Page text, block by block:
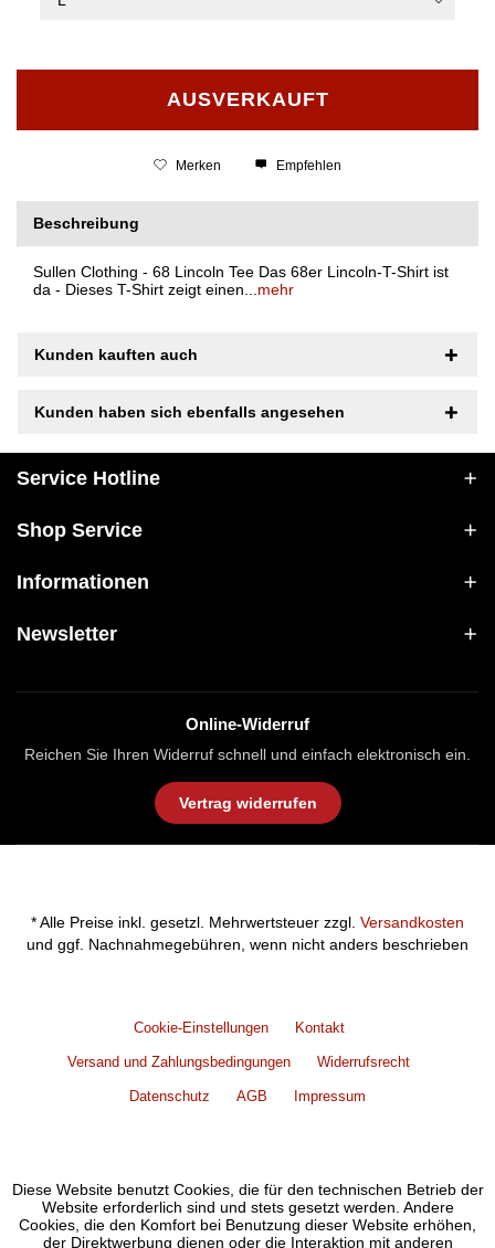
AUSVERKAUFT
Merken Empfehlen
Beschreibung
Sullen Clothing - 68 Lincoln Tee Das 68er Lincoln-T-Shirt ist
da - Dieses T-Shirt zeigt einen... mehr
Kunden kauften auch
Kunden haben sich ebenfalls angesehen
Service Hotline
Shop Service
Informationen
Newsletter
Online-Widerruf
Reichen Sie Ihren Widerruf schnell und einfach elektronisch ein.
Vertrag widerrufen
* Alle Preise inkl. gesetzl. Mehrwertsteuer zzgl. Versandkosten
und ggf. Nachnahmegebühren, wenn nicht anders beschrieben
Cookie-Einstellungen Kontakt
Versand und Zahlungsbedingungen Widerrufsrecht
Datenschutz AGB Impressum
Diese Website benutzt Cookies, die für den technischen Betrieb der
Website erforderlich sind und stets gesetzt werden. Andere
Cookies, die den Komfort bei Benutzung dieser Website erhöhen,
der Direktwerbung dienen oder die Interaktion mit anderen